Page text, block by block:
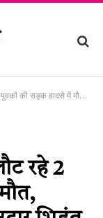
मौत, पिकअप और बाइक में जोरदार भिड़ंत
रहे 2